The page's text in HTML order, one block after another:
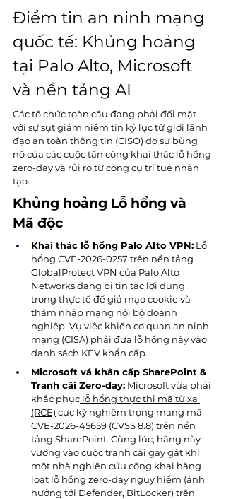
Điểm tin an ninh mạng
quốc tế: Khủng hoảng
tại Palo Alto, Microsoft
và nền tảng AI
Các tổ chức toàn cầu đang phải đối mặt
với sự sụt giảm niềm tin kỷ lục từ giới lãnh
đạo an toàn thông tin (CISO) do sự bùng
nổ của các cuộc tấn công khai thác lỗ hổng
zero-day và rủi ro từ công cụ trí tuệ nhân
tạo.
Khủng hoảng Lỗ hổng và
Mã độc
Khai thác lỗ hổng Palo Alto VPN: Lỗ
hổng CVE-2026-0257 trên nền tảng
GlobalProtect VPN của Palo Alto
Networks đang bị tin tặc lợi dụng
trong thực tế để giả mạo cookie và
thâm nhập mạng nội bộ doanh
nghiệp. Vụ việc khiến cơ quan an ninh
mạng (CISA) phải đưa lỗ hổng này vào
danh sách KEV khẩn cấp.
Microsoft vá khẩn cấp SharePoint &
Tranh cãi Zero-day: Microsoft vừa phải
khắc phục lỗ hổng thực thi mã từ xa
(RCE) cực kỳ nghiêm trọng mang mã
CVE-2026-45659 (CVSS 8.8) trên nền
tảng SharePoint. Cùng lúc, hãng này
vướng vào cuộc tranh cãi gay gắt khi
một nhà nghiên cứu công khai hàng
loạt lỗ hổng zero-day nguy hiểm (ảnh
hưởng tới Defender, BitLocker) trên